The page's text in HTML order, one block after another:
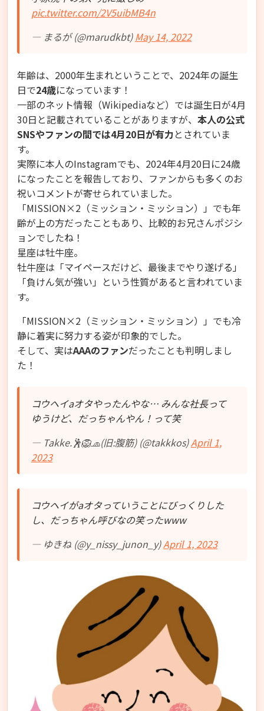
pic.twitter.com/2V5uibMB4n
— まるが (@marudkbt)May 14, 2022
年齢は、2000年生まれということで、2024年の誕生
日で24歳になっています！
一部のネット情報（Wikipediaなど）では誕生日が4月
30日と記載されていることがありますが、 本人の公式
SNSやファンの間では4月20日が有力とされていま
す。
実際に本人のInstagramでも、2024年4月20日に24歳
になったことを報告しており、ファンからも多くのお
祝いコメントが寄せられていました。
「MISSION×2（ミッション・ミッション）」でも年
齢が上の方だったこともあり、比較的お兄さんポジシ
ョンでしたね！
星座は牡牛座。
牡牛座は「マイペースだけど、最後までやり遂げる」
「負けん気が強い」という性質があると言われていま
す。
「MISSION×2（ミッション・ミッション）」でも冷
静に着実に努力する姿が印象的でした。
そして、実はAAAのファンだったことも判明しまし
た！
コウヘイaオタやったんやな… みんな社長って
ゆうけど、だっちゃんやん！って笑
— Takke.🕺🦁🧢(旧:腹筋) (@takkkos)April 1,
2023
コウヘイがaオタっていうことにびっくりした
し、だっちゃん呼びなの笑ったwww
— ゆきね (@y_nissy_junon_y)April 1, 2023